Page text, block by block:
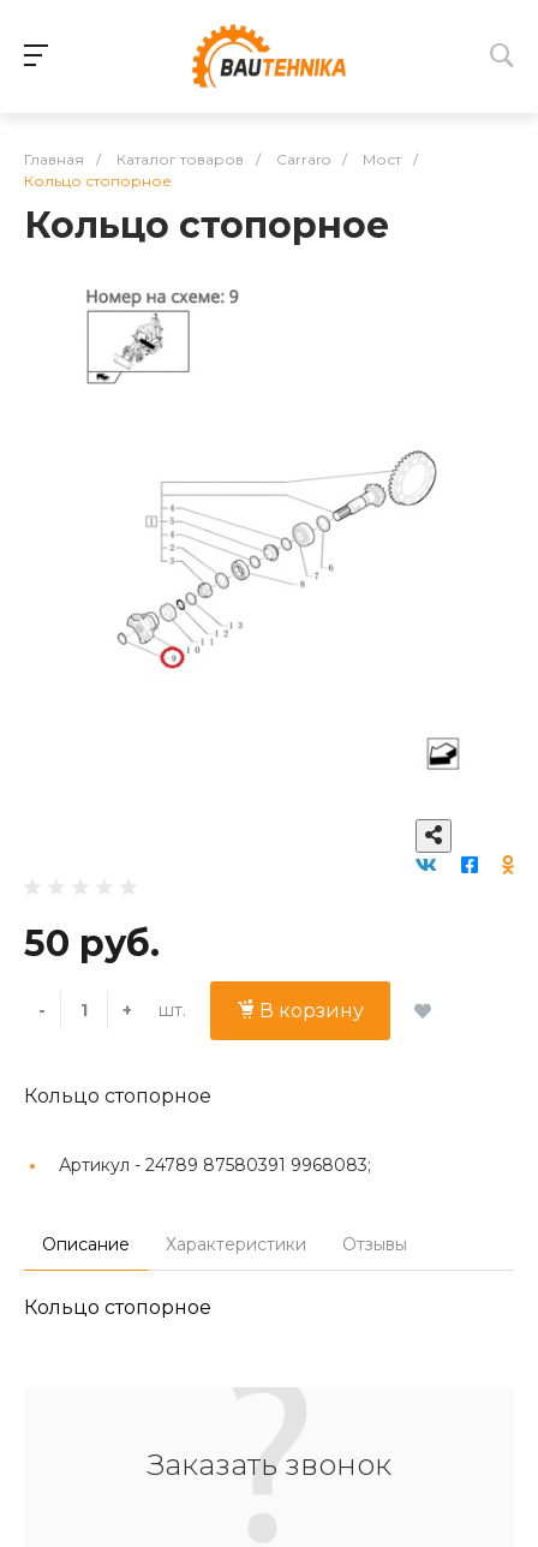
Главная / Каталог товаров / Carraro / Мост
/
Кольцо стопорное
Кольцо стопорное
50 руб.
- + шт. В корзину
Кольцо стопорное
Артикул - 24789 87580391 9968083;
Описание Характеристики Отзывы
Кольцо стопорное
Заказать звонок